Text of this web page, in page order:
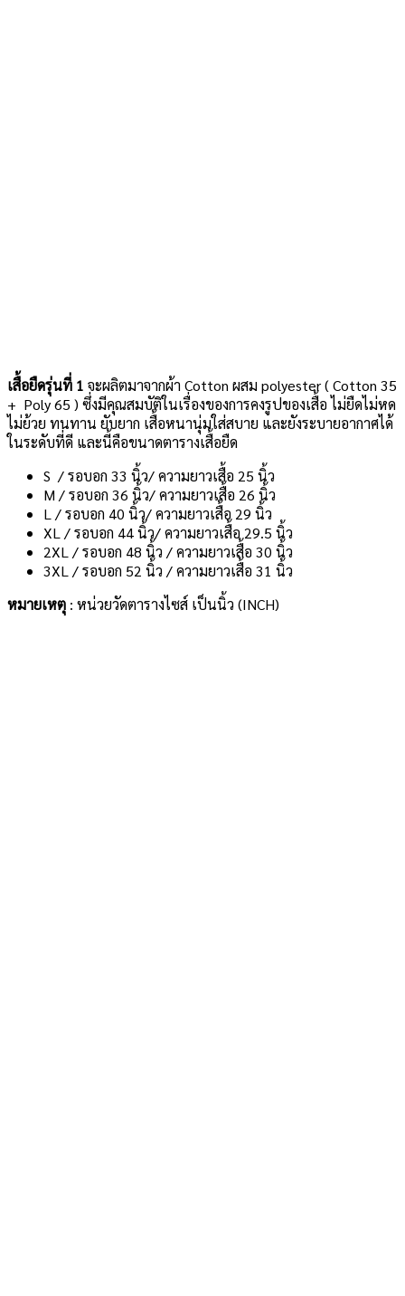
เสื้อยืดรุ่นที่ 1 จะผลิตมาจากผ้า Cotton ผสม polyester ( Cotton 35
+ Poly 65 ) ซึ่งมีคุณสมบัติในเรื่องของการคงรูปของเสื้อ ไม่ยืดไม่หด
ไม่ย้วย ทนทาน ยับยาก เสื้อหนานุ่มใส่สบาย และยังระบายอากาศได้
ในระดับที่ดี และนี้คือขนาดตารางเสื้อยืด
S / รอบอก 33 นิ้ว/ ความยาวเสื้อ 25 นิ้ว
M / รอบอก 36 นิ้ว/ ความยาวเสื้อ 26 นิ้ว
L / รอบอก 40 นิ้ว/ ความยาวเสื้อ 29 นิ้ว
XL / รอบอก 44 นิ้ว/ ความยาวเสื้อ 29.5 นิ้ว
2XL / รอบอก 48 นิ้ว / ความยาวเสื้อ 30 นิ้ว
3XL / รอบอก 52 นิ้ว / ความยาวเสื้อ 31 นิ้ว
หมายเหตุ : หน่วยวัดตารางไซส์ เป็นนิ้ว (INCH)